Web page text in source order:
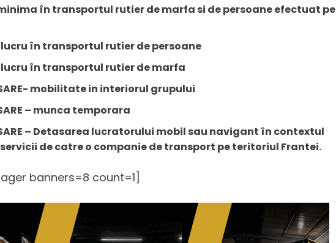
în transportul rutier de marfa si de persoane efectuat pe
în transportul rutier de persoane
în transportul rutier de marfa
mobilitate in interiorul grupului
– munca temporara
– Detasarea lucratorului mobil sau navigant în contextul
de catre o companie de transport pe teritoriul Frantei.
banners=8 count=1]